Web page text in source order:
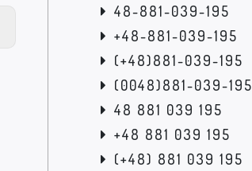
48-881-039-195
+48-881-039-195
(+48)881-039-195
(0048)881-039-195
48 881 039 195
+48 881 039 195
(+48) 881 039 195